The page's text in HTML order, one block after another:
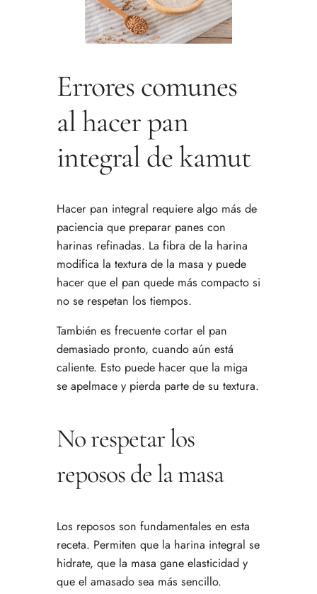
Errores comunes
al hacer pan
integral de kamut
Hacer pan integral requiere algo más de
paciencia que preparar panes con
harinas refinadas. La fibra de la harina
modifica la textura de la masa y puede
hacer que el pan quede más compacto si
no se respetan los tiempos.
También es frecuente cortar el pan
demasiado pronto, cuando aún está
caliente. Esto puede hacer que la miga
se apelmace y pierda parte de su textura.
No respetar los
reposos de la masa
Los reposos son fundamentales en esta
receta. Permiten que la harina integral se
hidrate, que la masa gane elasticidad y
que el amasado sea más sencillo.